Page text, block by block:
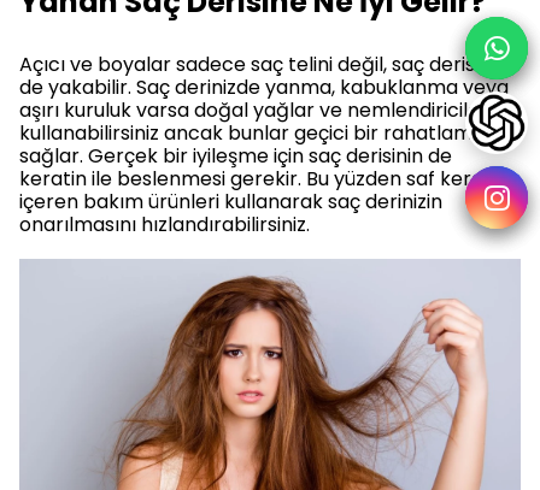
Açıcı ve boyalar sadece saç telini değil, saç derisini
de yakabilir. Saç derinizde yanma, kabuklanma veya
aşırı kuruluk varsa doğal yağlar ve nemlendiriciler
kullanabilirsiniz ancak bunlar geçici bir rahatlama
sağlar. Gerçek bir iyileşme için saç derisinin de
keratin ile beslenmesi gerekir. Bu yüzden saf keratin
içeren bakım ürünleri kullanarak saç derinizin
onarılmasını hızlandırabilirsiniz.